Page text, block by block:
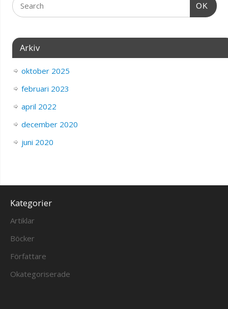
OK
Arkiv
oktober 2025
februari 2023
april 2022
december 2020
juni 2020
Kategorier
Artiklar
Böcker
Författare
Okategoriserade